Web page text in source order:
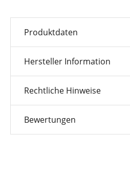
Produktdaten
Hersteller Information
Rechtliche Hinweise
Bewertungen